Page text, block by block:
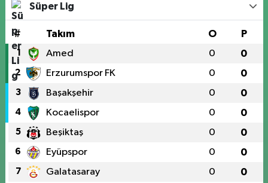
Süper Lig
# Takım O P
1 Amed 0 0
2 Erzurumspor FK 0 0
3 Başakşehir 0 0
4 Kocaelispor 0 0
5 Beşiktaş 0 0
6 Eyüpspor 0 0
7 Galatasaray 0 0